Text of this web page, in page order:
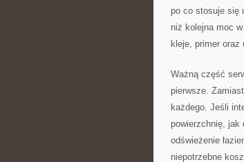
po co stosuje się
niż kolejna moc
kleje, primer oraz
Ważną część
pierwsze.
każdego. Jeśli
powierzchnię, jak
odświeżenie
niepotrzebne